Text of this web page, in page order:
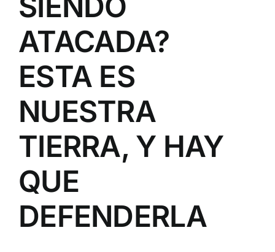
ATACADA?
ESTA ES
NUESTRA
TIERRA, Y HAY
QUE
DEFENDERLA